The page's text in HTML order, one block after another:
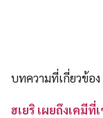
บทความที่เกี่ยวข้อง
ฮเยริ เผยถึงเคมี